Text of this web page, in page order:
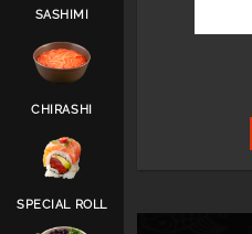
SASHIMI
CHIRASHI
SPECIAL ROLL